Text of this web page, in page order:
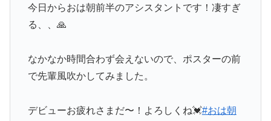
今日からおは朝前半のアシスタントです！凄すぎ
る、、🙏
なかなか時間合わず会えないので、ポスターの前
で先輩風吹かしてみました。
デビューお疲れさまだ〜！よろしくね💓#おは朝